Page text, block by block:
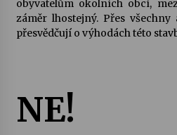
obyvatelům okolních obcí,
záměr lhostejný. Přes
přesvědčují o výhodách této
NE!